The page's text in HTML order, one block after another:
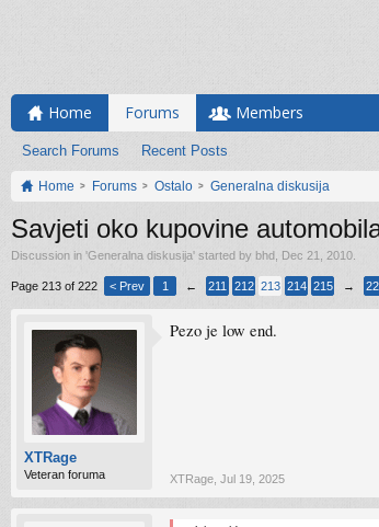
Home Forums
Search Forums Recent Posts
Members
Home Forums Ostalo Generalna diskusija
Savjeti oko kupovine
Discussion in 'Generalna diskusija' started by bhd Dec 21, 2010
Page 213 of 222 < Prev 1 ← 211 212 213 214 215 →
XTRage
Veteran foruma
Pezo je low end.
XTRage Jul 19, 2025